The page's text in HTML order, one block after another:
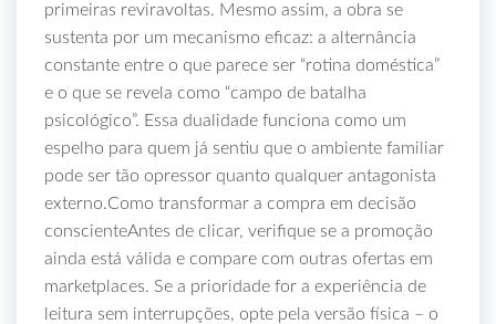
primeiras reviravoltas. Mesmo assim, a obra se
sustenta por um mecanismo eficaz: a alternância
constante entre o que parece ser “rotina doméstica”
e o que se revela como “campo de batalha
psicológico”. Essa dualidade funciona como um
espelho para quem já sentiu que o ambiente familiar
pode ser tão opressor quanto qualquer antagonista
externo.Como transformar a compra em decisão
conscienteAntes de clicar, verifique se a promoção
ainda está válida e compare com outras ofertas em
marketplaces. Se a prioridade for a experiência de
leitura sem interrupções, opte pela versão física – o